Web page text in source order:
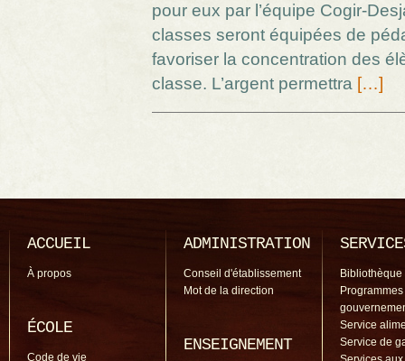
pour eux par l’équipe Cogir-
classes seront équipées de
favoriser la concentration des
classe. L’argent permettra […]
ACCUEIL
À propos
ÉCOLE
Code de vie
ADMINISTRATION
Conseil d'établissement
Mot de la direction
ENSEIGNEMENT
Bibliothèque
Programmes
Service
Service de